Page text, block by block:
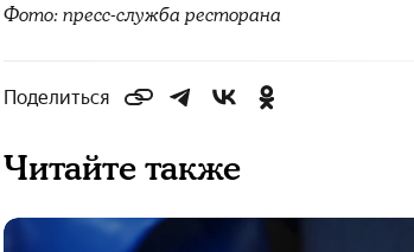
Фото: пресс-служба ресторана
Поделиться
Читайте также